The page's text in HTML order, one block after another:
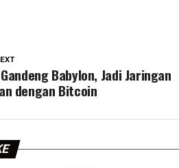
Babylon, Jadi Jaringan
dengan Bitcoin